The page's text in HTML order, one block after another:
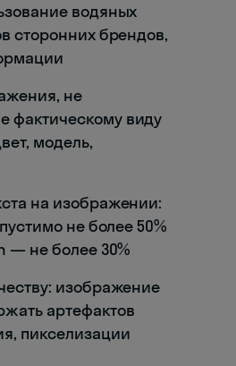
водяных
сторонних брендов,
не
фактическому виду
модель,
на изображении:
не более 50%
— не более 30%
изображение
артефактов
пикселизации